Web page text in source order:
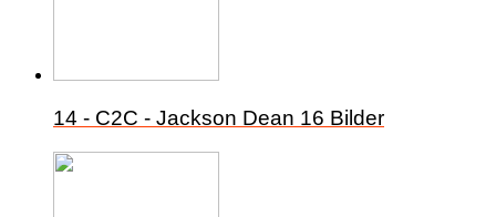
14 - C2C - Jackson Dean 16 Bilder